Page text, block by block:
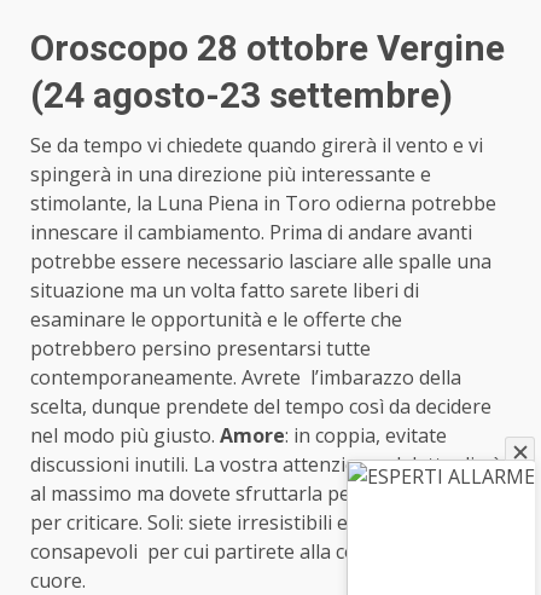
Oroscopo 28 ottobre Vergine
(24 agosto-23 settembre)
Se da tempo vi chiedete quando girerà il vento e vi
spingerà in una direzione più interessante e
stimolante, la Luna Piena in Toro odierna potrebbe
innescare il cambiamento. Prima di andare avanti
potrebbe essere necessario lasciare alle spalle una
situazione ma un volta fatto sarete liberi di
esaminare le opportunità e le offerte che
potrebbero persino presentarsi tutte
contemporaneamente. Avrete l’imbarazzo della
scelta, dunque prendete del tempo così da decidere
nel modo più giusto. Amore: in coppia, evitate
discussioni inutili. La vostra attenzione al dettaglio è
al massimo ma dovete sfruttarla per capire e non
per criticare. Soli: siete irresistibili e ne siete
consapevoli per cui partirete alla conquista di un
cuore.